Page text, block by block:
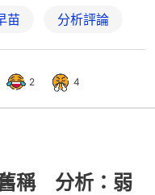
苗 分析評論
2 4
稱 分析：弱